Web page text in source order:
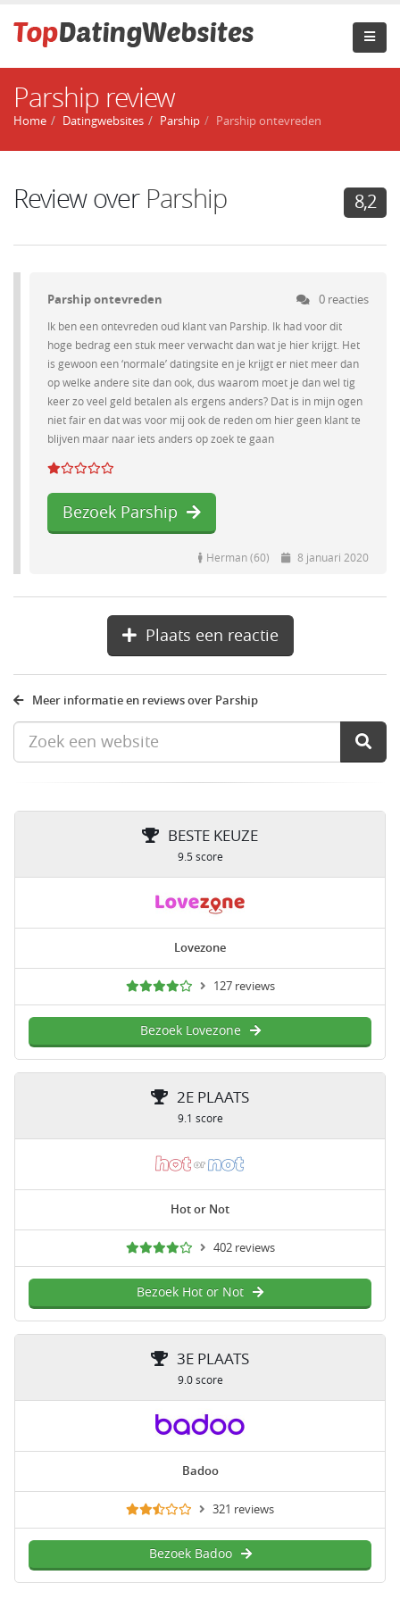
Parship review
Home Datingwebsites Parship Parship ontevreden
Review over Parship 8,2
Parship ontevreden 0 reacties
Ik ben een ontevreden oud klant van Parship. Ik had voor dit
hoge bedrag een stuk meer verwacht dan wat je hier krijgt. Het
is gewoon een ‘normale’ datingsite en je krijgt er niet meer dan
op welke andere site dan ook, dus waarom moet je dan wel tig
keer zo veel geld betalen als ergens anders? Dat is in mijn ogen
niet fair en dat was voor mij ook de reden om hier geen klant te
blijven maar naar iets anders op zoek te gaan
Bezoek Parship
Herman (60) 8 januari 2020
Plaats een reactie
Meer informatie en reviews over Parship
BESTE KEUZE
9.5 score
Lovezone
127 reviews
Bezoek Lovezone
2E PLAATS
9.1 score
Hot or Not
402 reviews
Bezoek Hot or Not
3E PLAATS
9.0 score
Badoo
321 reviews
Bezoek Badoo